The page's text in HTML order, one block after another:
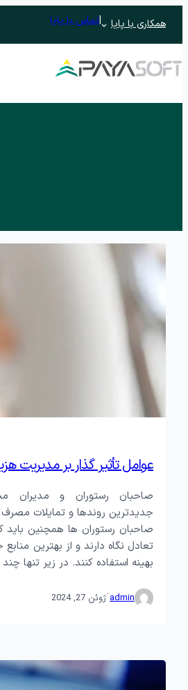
محتوا
همکاری با پایا |تماس با پایا
مدیریت
نرم افزار
نرم افزار
نرم افزار
عوامل تأثیر گذار بر مدیریت
صاحبان رستوران و مدیران
جدیدترین روندها و تمایلات مصرف
صاحبان رستوران ها همچنین
تعادل نگاه دارند و از بهترین
بهینه استفاده کنند. در زیر تنها
admin
·ژوئن 27, 2024